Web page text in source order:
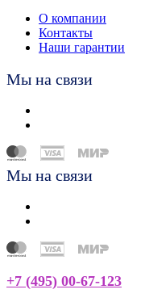
О компании
Контакты
Наши гарантии
Мы на связи
Мы на связи
+7 (495) 00-67-123